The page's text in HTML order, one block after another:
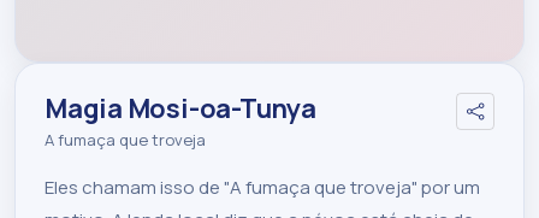
Magia Mosi-oa-Tunya
A fumaça que troveja
Eles chamam isso de "A fumaça que troveja" por um